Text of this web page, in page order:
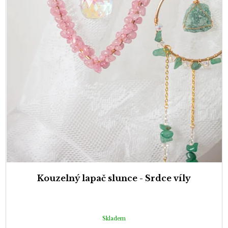
Kouzelný lapač slunce - Srdce víly
Skladem